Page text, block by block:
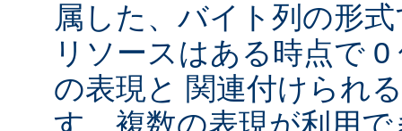
属した、バイト列の形
リソースはある時点で
の表現と 関連付けられ
す。複数の表現が利用